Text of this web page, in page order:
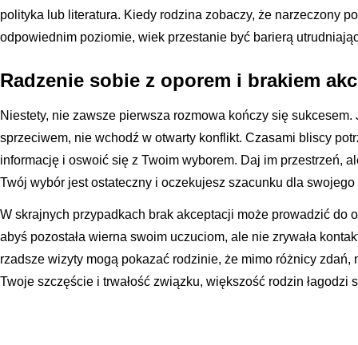
polityka lub literatura. Kiedy rodzina zobaczy, że narzeczony
odpowiednim poziomie, wiek przestanie być barierą
Radzenie sobie z oporem i brakiem
Niestety, nie zawsze pierwsza rozmowa kończy się
sprzeciwem, nie wchodź w otwarty konflikt. Czasami bliscy
informację i oswoić się z Twoim wyborem. Daj im przestrzeń,
Twój wybór jest ostateczny i oczekujesz szacunku dla
W skrajnych przypadkach brak akceptacji może prowadzić do
abyś pozostała wierna swoim uczuciom, ale nie zrywała
rzadsze wizyty mogą pokazać rodzinie, że mimo różnicy
Twoje szczęście i trwałość związku, większość rodzin